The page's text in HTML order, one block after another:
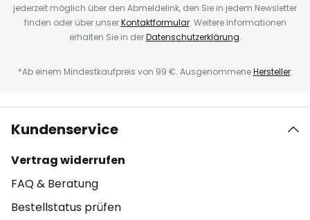
jederzeit möglich über den Abmeldelink, den Sie in jedem Newsletter
finden oder über unserKontaktformular. Weitere Informationen
erhalten Sie in derDatenschutzerklärung.
*Ab einem Mindestkaufpreis von 99 €. AusgenommeneHersteller.
Kundenservice
Vertrag widerrufen
FAQ & Beratung
Bestellstatus prüfen